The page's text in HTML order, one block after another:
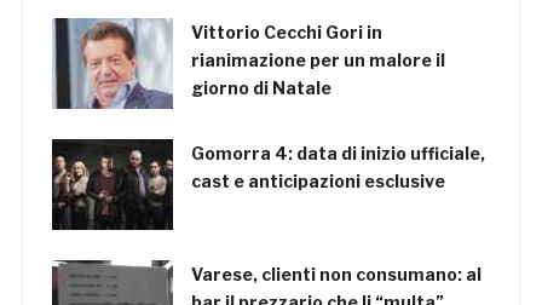
Vittorio Cecchi Gori in
rianimazione per un malore il
giorno di Natale
Gomorra 4: data di inizio ufficiale,
cast e anticipazioni esclusive
Varese, clienti non consumano: al